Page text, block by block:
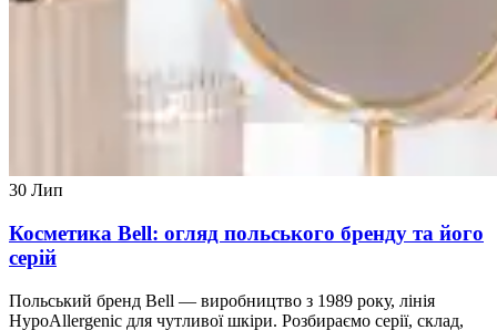
30 Лип
Косметика Bell: огляд польського бренду та його
серій
Польський бренд Bell — виробництво з 1989 року, лінія
HypoAllergenic для чутливої шкіри. Розбираємо серії, склад,